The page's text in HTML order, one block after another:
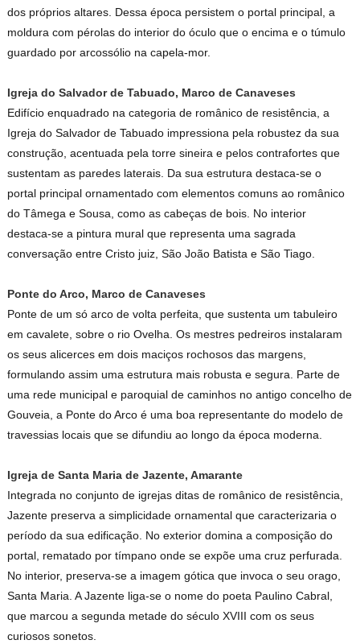
dos próprios altares. Dessa época persistem o portal principal, a
moldura com pérolas do interior do óculo que o encima e o túmulo
guardado por arcossólio na capela-mor.
Igreja do Salvador de Tabuado, Marco de Canaveses
Edifício enquadrado na categoria de românico de resistência, a
Igreja do Salvador de Tabuado impressiona pela robustez da sua
construção, acentuada pela torre sineira e pelos contrafortes que
sustentam as paredes laterais. Da sua estrutura destaca-se o
portal principal ornamentado com elementos comuns ao românico
do Tâmega e Sousa, como as cabeças de bois. No interior
destaca-se a pintura mural que representa uma sagrada
conversação entre Cristo juiz, São João Batista e São Tiago.
Ponte do Arco, Marco de Canaveses
Ponte de um só arco de volta perfeita, que sustenta um tabuleiro
em cavalete, sobre o rio Ovelha. Os mestres pedreiros instalaram
os seus alicerces em dois maciços rochosos das margens,
formulando assim uma estrutura mais robusta e segura. Parte de
uma rede municipal e paroquial de caminhos no antigo concelho de
Gouveia, a Ponte do Arco é uma boa representante do modelo de
travessias locais que se difundiu ao longo da época moderna.
Igreja de Santa Maria de Jazente, Amarante
Integrada no conjunto de igrejas ditas de românico de resistência,
Jazente preserva a simplicidade ornamental que caracterizaria o
período da sua edificação. No exterior domina a composição do
portal, rematado por tímpano onde se expõe uma cruz perfurada.
No interior, preserva-se a imagem gótica que invoca o seu orago,
Santa Maria. A Jazente liga-se o nome do poeta Paulino Cabral,
que marcou a segunda metade do século XVIII com os seus
curiosos sonetos.